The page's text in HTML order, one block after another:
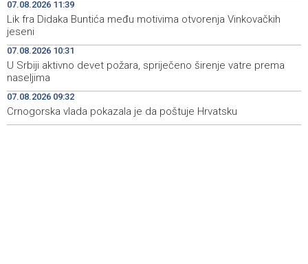
19:10
Rudari Milanovića ubijedili da ode kući, Memčić se već
ponovo vratio u jamu 'Raspotočje'
19:03
Sarajevo Film Festival presents Kinoscope and
Kinoscope Surreal programs
19:00 Najave događaja za 8. 8. 2026. godine (subota)
07.08.2026 11:39
Lik fra Didaka Buntića među motivima otvorenja Vinkovačkih
jeseni
07.08.2026 10:31
U Srbiji aktivno devet požara, spriječeno širenje vatre prema
naseljima
07.08.2026 09:32
Crnogorska vlada pokazala je da poštuje Hrvatsku